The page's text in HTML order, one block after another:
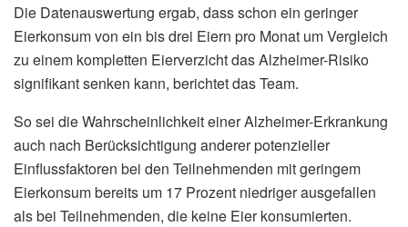
Die Datenauswertung ergab, dass schon ein geringer
Eierkonsum von ein bis drei Eiern pro Monat um Vergleich
zu einem kompletten Eierverzicht das Alzheimer-Risiko
signifikant senken kann, berichtet das Team.
So sei die Wahrscheinlichkeit einer Alzheimer-Erkrankung
auch nach Berücksichtigung anderer potenzieller
Einflussfaktoren bei den Teilnehmenden mit geringem
Eierkonsum bereits um 17 Prozent niedriger ausgefallen
als bei Teilnehmenden, die keine Eier konsumierten.